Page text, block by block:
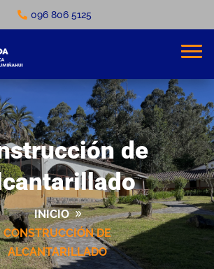
096 806 5125
de
INICIO
CONSTRUCCIÓN DE
ALCANTARILLADO